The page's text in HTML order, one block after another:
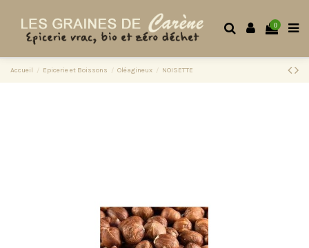
0
Accueil Epicerie et Boissons Oléagineux NOISETTE